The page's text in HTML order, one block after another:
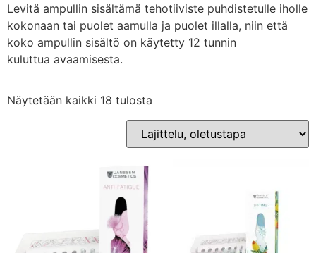
Levitä ampullin sisältämä tehotiiviste puhdistetulle iholle
kokonaan tai puolet aamulla ja puolet illalla, niin että
koko ampullin sisältö on käytetty 12 tunnin
kuluttua avaamisesta.
Näytetään kaikki 18 tulosta